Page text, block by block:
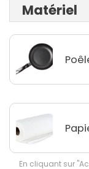
Matériel
En cliquant sur